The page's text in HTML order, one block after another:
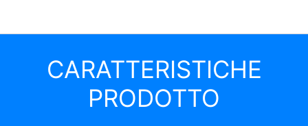
CARATTERISTICHE
PRODOTTO